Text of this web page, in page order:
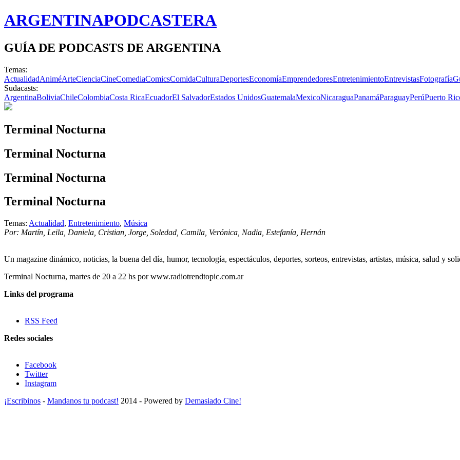
ARGENTINAPODCASTERA
GUÍA DE PODCASTS DE ARGENTINA
Temas:
ActualidadAniméArteCienciaCineComediaComicsComidaCulturaDeportesEconomíaEmprendedoresEntretenimientoEntrevistasFotografía
Sudacasts:
ArgentinaBoliviaChileColombiaCosta RicaEcuadorEl SalvadorEstados UnidosGuatemalaMexicoNicaraguaPanamáParaguayPerúPuerto
Terminal Nocturna
Terminal Nocturna
Terminal Nocturna
Terminal Nocturna
Temas: Actualidad, Entretenimiento, Música
Por: Martín, Leila, Daniela, Cristian, Jorge, Soledad, Camila, Verónica, Nadia, Estefanía, Hernán
Un magazine dinámico, noticias, la buena del día, humor, tecnología, espectáculos, deportes, sorteos, entrevistas, artistas, música, salud y
Terminal Nocturna, martes de 20 a 22 hs por www.radiotrendtopic.com.ar
Links del programa
RSS Feed
Redes sociales
Facebook
Twitter
Instagram
¡Escribinos - Mandanos tu podcast! 2014 - Powered by Demasiado Cine!